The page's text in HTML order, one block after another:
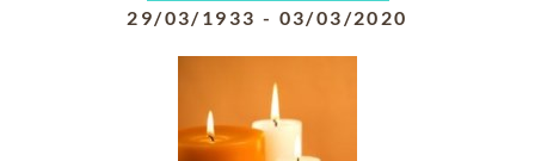
29/03/1933 - 03/03/2020